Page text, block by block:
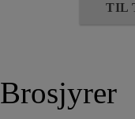
TIL
Brosjyrer